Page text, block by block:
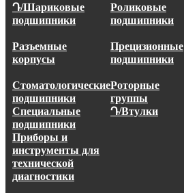
Դ/Шариковые
подшипники
Роликовые
подшипники
Разъемные
корпусы
Прецизионные
подшипники
Стоматологические
подшипники
Роторные
группы
Специальные
подшипники
Դ/Втулки
Приборы и
инструменты для
технической
диагностики